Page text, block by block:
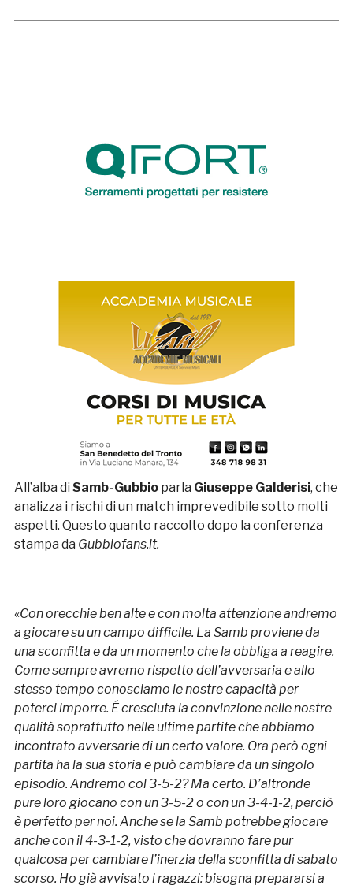
All’alba di Samb-Gubbioparla Giuseppe Galderisi, che
analizza i rischi di un match imprevedibile sotto molti
aspetti. Questo quanto raccolto dopo la conferenza
stampa da Gubbiofans.it.
«Con orecchie ben alte e con molta attenzione andremo
a giocare su un campo difficile. La Samb proviene da
una sconfitta e da un momento che la obbliga a reagire.
Come sempre avremo rispetto dell’avversaria e allo
stesso tempo conosciamo le nostre capacità per
poterci imporre. É cresciuta la convinzione nelle nostre
qualità soprattutto nelle ultime partite che abbiamo
incontrato avversarie di un certo valore. Ora però ogni
partita ha la sua storia e può cambiare da un singolo
episodio. Andremo col 3-5-2? Ma certo. D’altronde
pure loro giocano con un 3-5-2 o con un 3-4-1-2, perciò
è perfetto per noi. Anche se la Samb potrebbe giocare
anche con il 4-3-1-2, visto che dovranno fare pur
qualcosa per cambiare l’inerzia della sconfitta di sabato
scorso. Ho già avvisato i ragazzi: bisogna prepararsi a